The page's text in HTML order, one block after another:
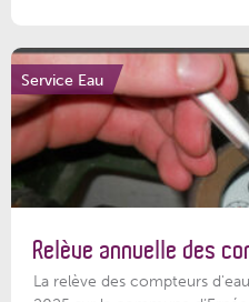
Service Eau
Relève annuelle des
La relève des compteurs